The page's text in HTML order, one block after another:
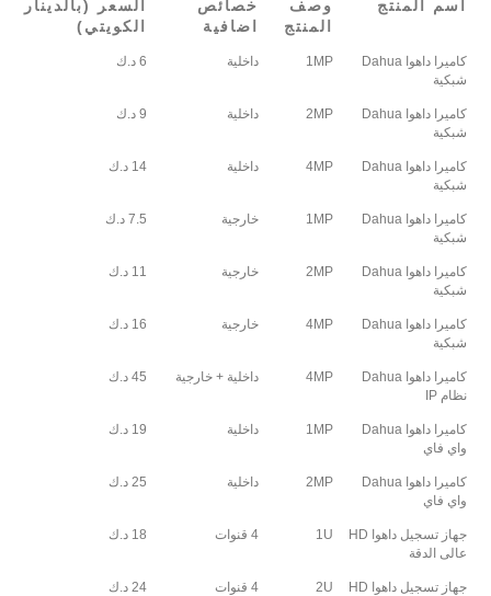
اسم المنتج
وصف
المنتج
خصائص
اضافية
السعر (بالدينار
الكويتي)
كاميرا داهوا Dahua
شبكية
1MP داخلية 6 د.ك
كاميرا داهوا Dahua
شبكية
2MP داخلية 9 د.ك
كاميرا داهوا Dahua
شبكية
4MP داخلية 14 د.ك
كاميرا داهوا Dahua
شبكية
1MP خارجية 7.5 د.ك
كاميرا داهوا Dahua
شبكية
2MP خارجية 11 د.ك
كاميرا داهوا Dahua
شبكية
4MP خارجية 16 د.ك
كاميرا داهوا Dahua
نظام IP
4MP داخلية + خارجية 45 د.ك
كاميرا داهوا Dahua
واي فاي
1MP داخلية 19 د.ك
كاميرا داهوا Dahua
واي فاي
2MP داخلية 25 د.ك
جهاز تسجيل داهوا HD
عالى الدقة
1U 4 قنوات 18 د.ك
جهاز تسجيل داهوا HD
2U 4 قنوات 24 د.ك